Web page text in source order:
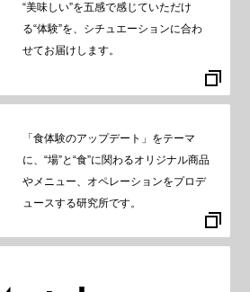
“美味しい”を五感で感じていただけ
る“体験”を、シチュエーションに合わ
せてお届けします。
「食体験のアップデート」をテーマ
に、“場”と“食”に関わるオリジナル商品
やメニュー、オペレーションをプロデ
ュースする研究所です。